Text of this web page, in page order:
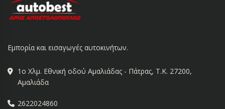
Εμπορία και εισαγωγές αυτοκινήτων.
1ο Χλμ. Εθνική οδού Αμαλιάδας - Πάτρας, Τ.Κ. 27200,
Αμαλιάδα
2622024860